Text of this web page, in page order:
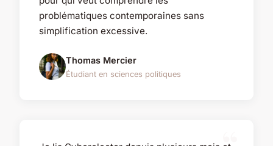
problématiques contemporaines sans
simplification excessive.
Thomas Mercier
Étudiant en sciences politiques